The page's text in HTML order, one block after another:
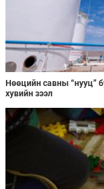
Нөөцийн савны “нууц”
хувийн зээл